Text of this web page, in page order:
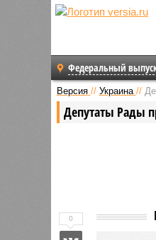
Федеральный
Версия // Украина //
Депутаты Рады
0